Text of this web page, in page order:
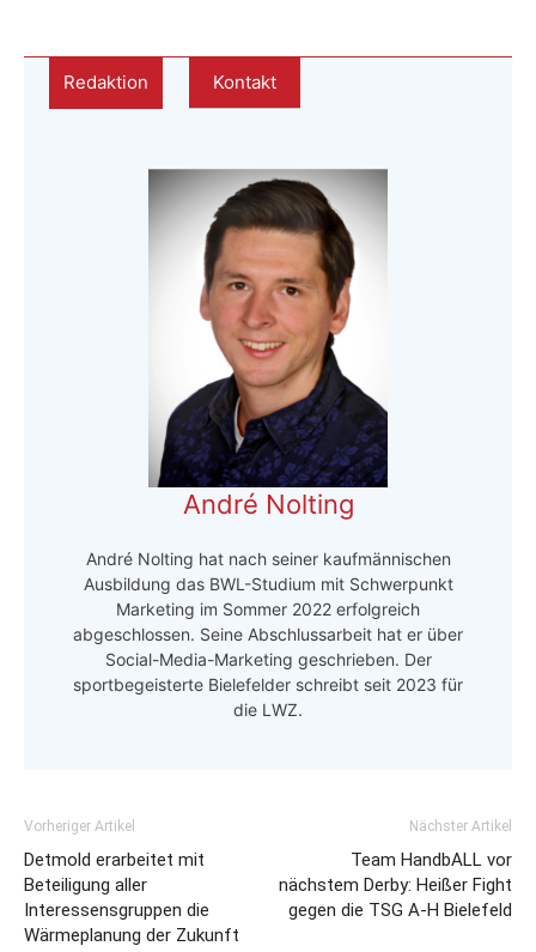
Redaktion Kontakt
André Nolting
André Nolting hat nach seiner kaufmännischen
Ausbildung das BWL-Studium mit Schwerpunkt
Marketing im Sommer 2022 erfolgreich
abgeschlossen. Seine Abschlussarbeit hat er über
Social-Media-Marketing geschrieben. Der
sportbegeisterte Bielefelder schreibt seit 2023 für
die LWZ.
Vorheriger Artikel
Detmold erarbeitet mit
Beteiligung aller
Interessensgruppen die
Wärmeplanung der Zukunft
Nächster Artikel
Team HandbALL vor
nächstem Derby: Heißer Fight
gegen die TSG A-H Bielefeld